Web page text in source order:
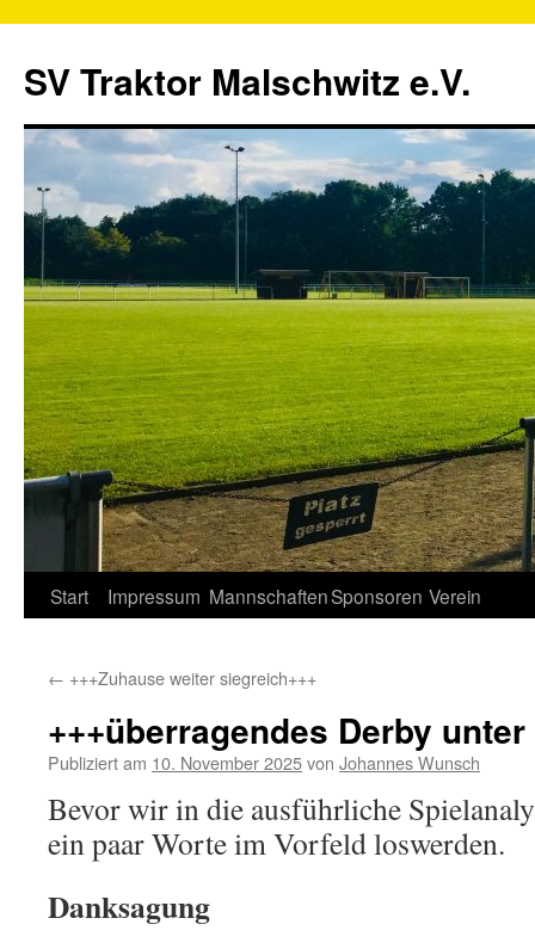
SV Traktor Malschwitz e.V.
Springe
Inhalt
Start Impressum MannschaftenSponsoren Verein
← +++Zuhause weiter siegreich+++
+++überragendes Derby
Publiziert am 10. November 2025von Johannes Wunsch
Bevor wir in die ausführliche
ein paar Worte im Vorfeld loswerden.
Danksagung